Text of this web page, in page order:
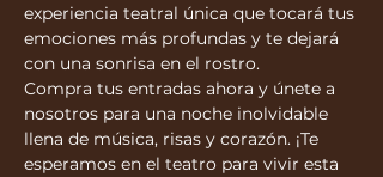
experiencia teatral única que tocará tus
emociones más profundas y te dejará
con una sonrisa en el rostro.
Compra tus entradas ahora y únete a
nosotros para una noche inolvidable
llena de música, risas y corazón. ¡Te
esperamos en el teatro para vivir esta